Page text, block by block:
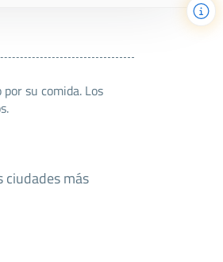
su comida. Los
ciudades más